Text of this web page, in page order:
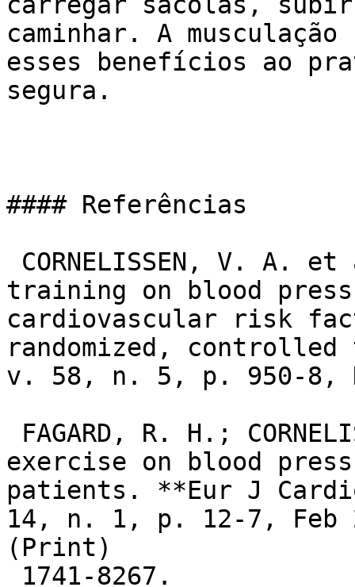
caminhar. A
esses benefícios ao
segura.
#### Referências
training on blood
cardiovascular risk
randomized,
v. 58, n. 5, p. 950-8,
exercise on blood
patients. **Eur J
14, n. 1, p. 12-7, Feb
(Print)